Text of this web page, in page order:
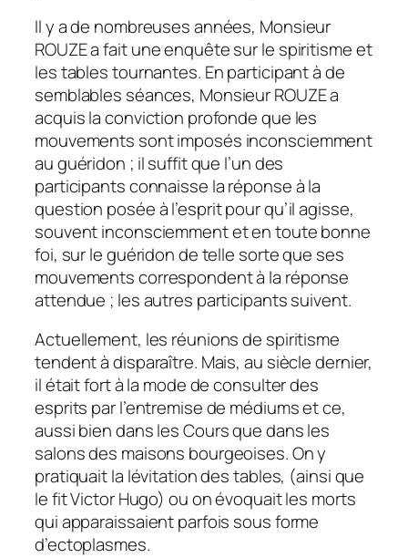
Il y a de nombreuses années, Monsieur
ROUZE a fait une enquête sur le spiritisme et
les tables tournantes. En participant à de
semblables séances, Monsieur ROUZE a
acquis la conviction profonde que les
mouvements sont imposés inconsciemment
au guéridon ; il suffit que l’un des
participants connaisse la réponse à la
question posée à l’esprit pour qu’il agisse,
souvent inconsciemment et en toute bonne
foi, sur le guéridon de telle sorte que ses
mouvements correspondent à la réponse
attendue ; les autres participants suivent.
Actuellement, les réunions de spiritisme
tendent à disparaître. Mais, au siècle dernier,
il était fort à la mode de consulter des
esprits par l’entremise de médiums et ce,
aussi bien dans les Cours que dans les
salons des maisons bourgeoises. On y
pratiquait la lévitation des tables, (ainsi que
le fit Victor Hugo) ou on évoquait les morts
qui apparaissaient parfois sous forme
d’ectoplasmes.